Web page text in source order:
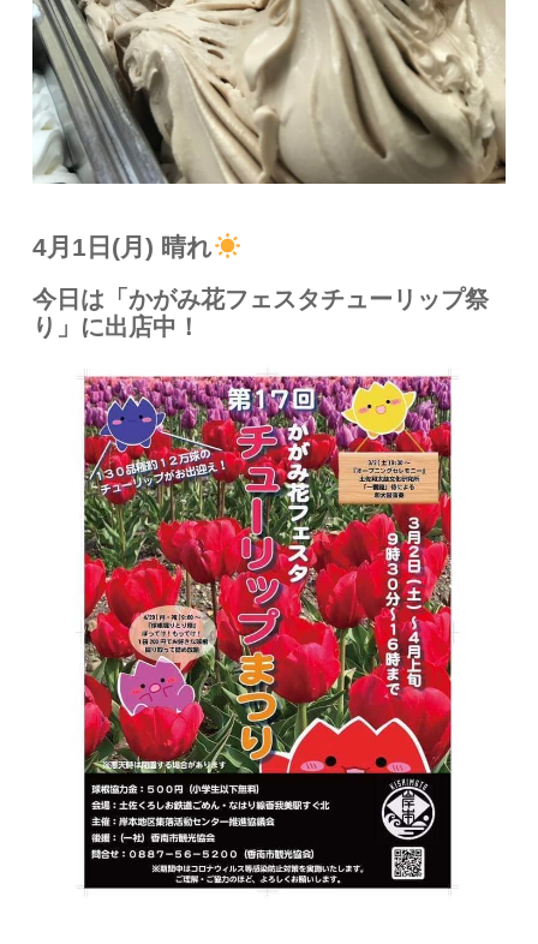
4月1日(月) 晴れ
今日は「かがみ花フェスタチューリップ祭
り」に出店中！